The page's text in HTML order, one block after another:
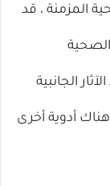
المزمنة ، قد
الصحية
الجانبية
هناك أدوية أخرى